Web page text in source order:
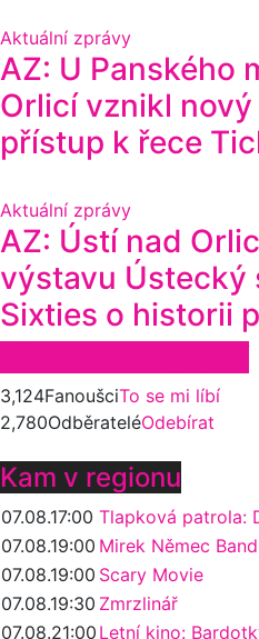
Aktuální zprávy
AZ: U Panského
Orlicí vznikl
přístup k řece
Aktuální zprávy
AZ: Ústí nad
výstavu Ústecký
Sixties o historii
3,124FanoušciTo se mi líbí
2,780OdběrateléOdebírat
Kam v regionu
07.08.17:00 Tlapková patrola:
07.08.19:00 Mirek Němec
07.08.19:00 Scary Movie
07.08.19:30 Zmrzlinář
07.08.21:00 Letní kino: